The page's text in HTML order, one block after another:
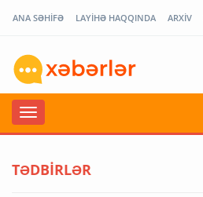
ANA SƏHİFƏ LAYİHƏ HAQQINDA ARXİV
TƏDBİRLƏR